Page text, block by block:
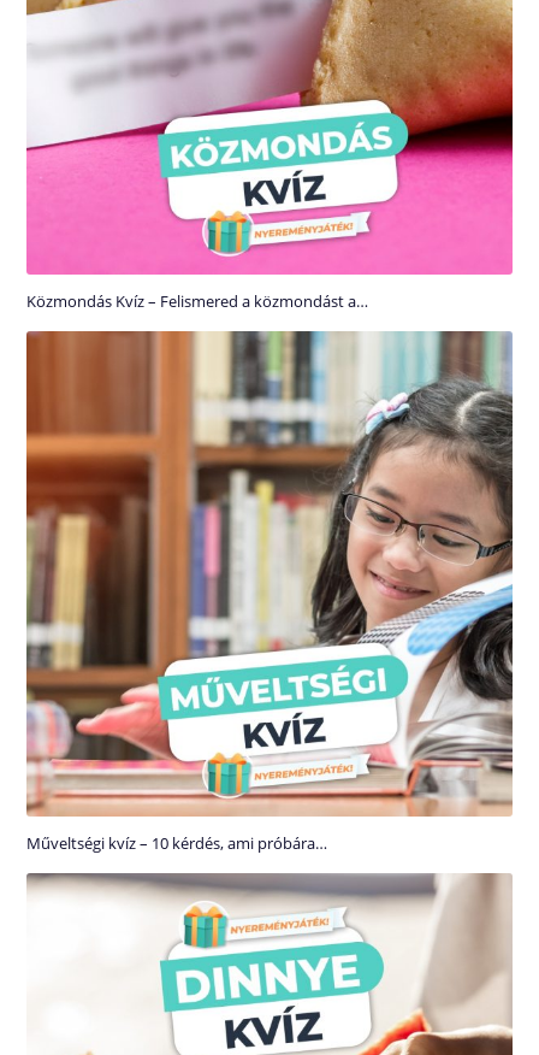
Közmondás Kvíz – Felismered a közmondást a…
Műveltségi kvíz – 10 kérdés, ami próbára…